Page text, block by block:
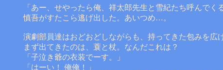
「あー、せやったら俺、祥太郎先生と雪紀たち呼んでく
慎吾がすたこら逃げ出した。あいつめ…。
演劇部員達はおどおどしながらも、持ってきた包みを広
まず出てきたのは、蓑と杖。なんだこれは？
「子泣き爺の衣装でーす。」
「はーい！ 俺俺！」